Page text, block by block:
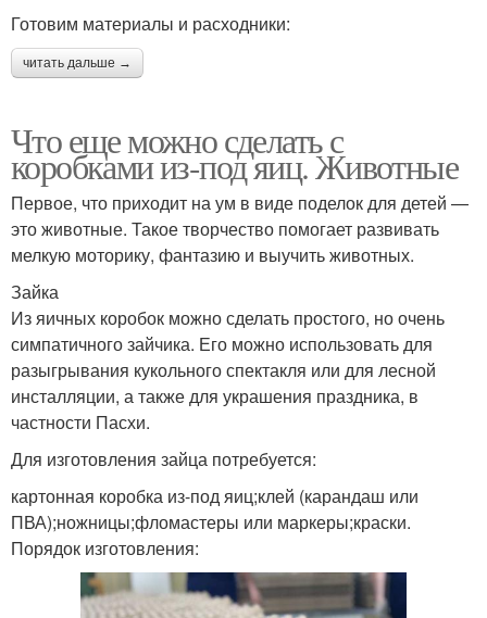
Готовим материалы и расходники:
читать дальше →
Что еще можно сделать с
коробками из-под яиц. Животные
Первое, что приходит на ум в виде поделок для детей —
это животные. Такое творчество помогает развивать
мелкую моторику, фантазию и выучить животных.
Зайка
Из яичных коробок можно сделать простого, но очень
симпатичного зайчика. Его можно использовать для
разыгрывания кукольного спектакля или для лесной
инсталляции, а также для украшения праздника, в
частности Пасхи.
Для изготовления зайца потребуется:
картонная коробка из-под яиц;клей (карандаш или
ПВА);ножницы;фломастеры или маркеры;краски.
Порядок изготовления: